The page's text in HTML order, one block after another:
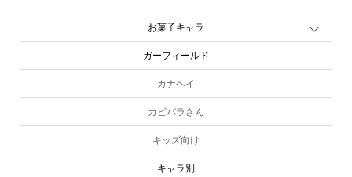
お菓子キャラ
ガーフィールド
カナヘイ
カピバラさん
キッズ向け
キャラ別